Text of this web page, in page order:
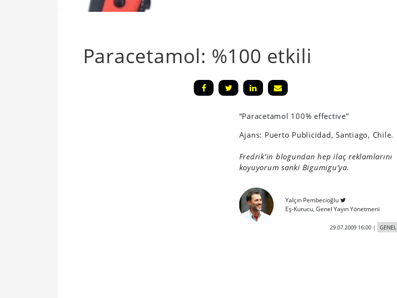
Paracetamol: %100 etkili
“Paracetamol 100% effective”
Ajans: Puerto Publicidad, Santiago, Chile.
Fredrik’in blogundan hep ilaç reklamlarını
koyuyorum sanki Bigumigu’ya.
Yalçın Pembecioğlu
Eş-Kurucu, Genel Yayın Yönetmeni
29.07.2009 16:00| GENEL